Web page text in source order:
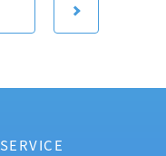
SERVICE